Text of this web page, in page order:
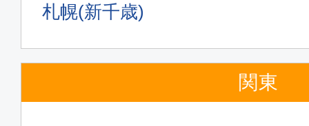
札幌(新千歳)
関東